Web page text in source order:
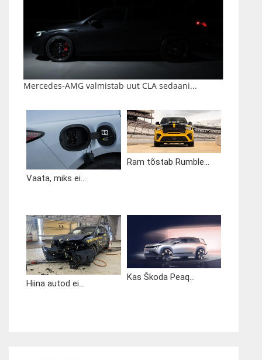
Mercedes-AMG valmistab uut CLA sedaani...
Vaata, miks ei...
Ram tõstab Rumble...
Hiina autod ei...
Kas Škoda Peaq...